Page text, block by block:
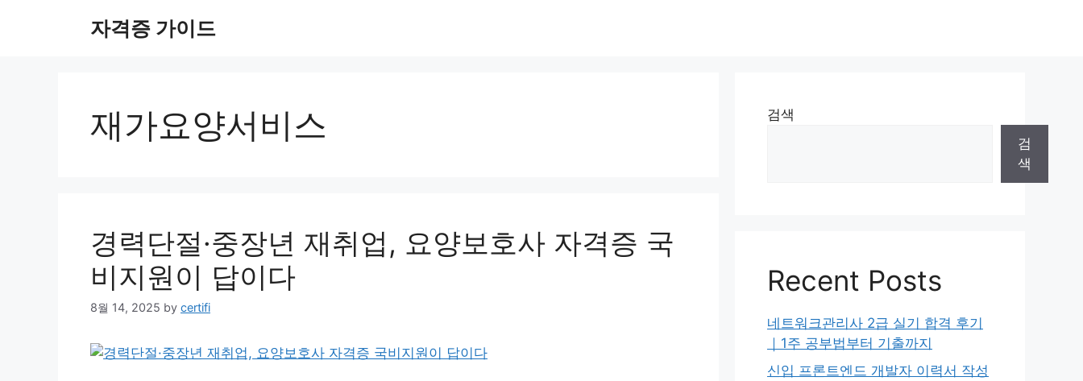
자격증 가이드
재가요양서비스
경력단절·중장년 재취업, 요양보호사 자격증 국
비지원이 답이다
8월 14, 2025 by certifi
검색
검
색
Recent Posts
네트워크관리사 2급 실기 합격 후기
｜1주 공부법부터 기출까지
신입 프론트엔드 개발자 이력서 작성